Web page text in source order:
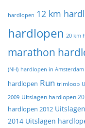
hardlopen 12 km
hardlopen 20 km
marathon
(NH) hardlopen in Amsterdam
hardlopen Run trimloop
2009 Uitslagen hardlopen
hardlopen 2012
2014 Uitslagen